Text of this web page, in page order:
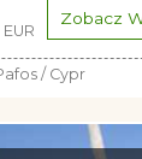
EUR
Zobacz
/ Cypr